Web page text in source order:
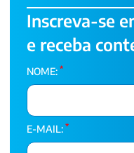
Inscreva-se
e receba
NOME: *
E-MAIL: *